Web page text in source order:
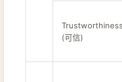
Trustworthiness
(可信)